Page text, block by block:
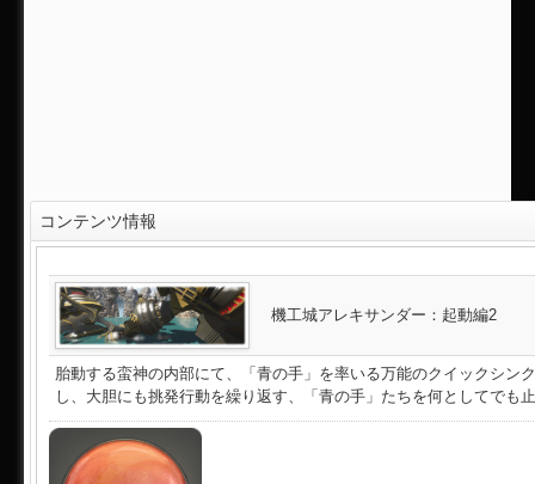
コンテンツ情報
機工城アレキサンダー：起動編2
胎動する蛮神の内部にて、「青の手」を率いる万能のクイックシ
し、大胆にも挑発行動を繰り返す、「青の手」たちを何としてでも